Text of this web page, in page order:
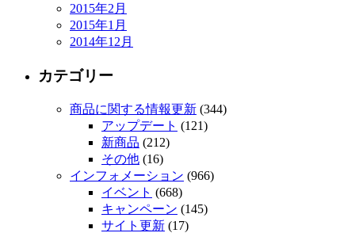
2015年2月
2015年1月
2014年12月
カテゴリー
商品に関する情報更新 (344)
アップデート (121)
新商品 (212)
その他 (16)
インフォメーション (966)
イベント (668)
キャンペーン (145)
サイト更新 (17)